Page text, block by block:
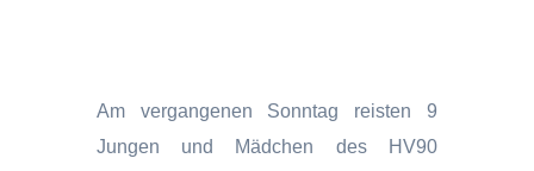
Am vergangenen Sonntag reisten 9
Jungen und Mädchen des HV90